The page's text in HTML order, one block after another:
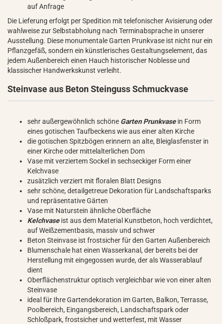
auf Anfrage
Die Lieferung erfolgt per Spedition mit telefonischer Avisierung oder
wahlweise zur Selbstabholung nach Terminabsprache in unserer
Ausstellung. Diese monumentale Garten Prunkvase ist nicht nur ein
Pflanzgefäß, sondern ein künstlerisches Gestaltungselement, das
jedem Außenbereich einen Hauch historischer Noblesse und
klassischer Handwerkskunst verleiht.
Steinvase aus Beton Steinguss Schmuckvase
sehr außergewöhnlich schöne Garten Prunkvasein Form
eines gotischen Taufbeckens wie aus einer alten Kirche
die gotischen Spitzbögen erinnern an alte, Bleiglasfenster in
einer Kirche oder mittelalterlichen Dom
Vase mit verziertem Sockel in sechseckiger Form einer
Kelchvase
zusätzlich verziert mit floralen Blatt Designs
sehr schöne, detailgetreue Dekoration für Landschaftsparks
und repräsentative Gärten
Vase mit Naturstein ähnliche Oberfläche
Kelchvaseist aus dem Material Kunstbeton, hoch verdichtet,
auf Weißzementbasis, massiv und schwer
Beton Steinvase ist frostsicher für den Garten Außenbereich
Blumenschale hat einen Wasserkanal, der bereits bei der
Herstellung mit eingegossen wurde, der als Wasserablauf
dient
Oberflächenstruktur optisch vergleichbar wie von einer alten
Steinvase
ideal für Ihre Gartendekoration im Garten, Balkon, Terrasse,
Poolbereich, Eingangsbereich, Landschaftspark oder
Schloßpark, frostsicher und wetterfest, mit Wasser